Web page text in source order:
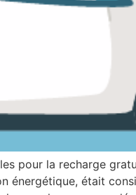
pour la recharge
énergétique, était